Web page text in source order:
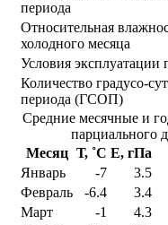
периода
Относительная
холодного месяца
Условия эксплуатации
Количество градусо-
периода (ГСОП)
Средние месячные и
парциального
Месяц Т, ˚С E, гПа
Январь
-7 3.5
Февраль
-6.4 3.4
Март
-1 4.3